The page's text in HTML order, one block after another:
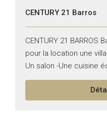
CENTURY 21 Barros
CENTURY 21 BARROS
pour la location une
Un salon -Une cuisine
parentale -Trois